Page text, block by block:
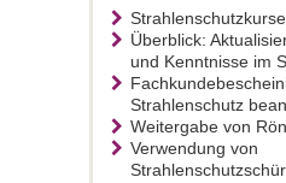
Strahlenschutzkurse
Überblick:
und Kenntnisse im
Strahlenschutz
Weitergabe von
Verwendung von